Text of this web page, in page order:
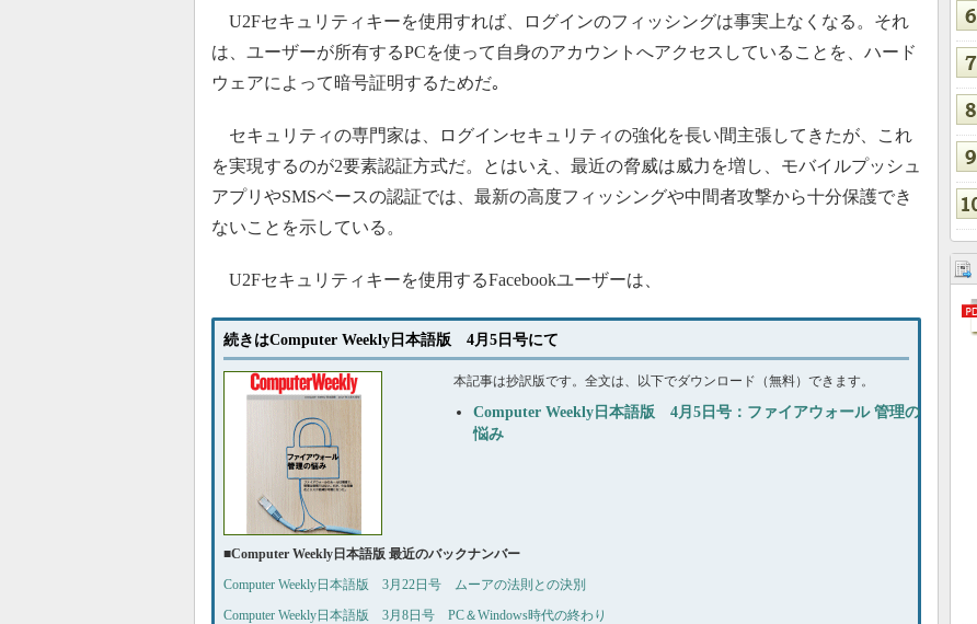
U2Fセキュリティキーを使用すれば、ログインのフィッシングは事実上なくなる。それ
は、ユーザーが所有するPCを使って自身のアカウントへアクセスしていることを、ハード
ウェアによって暗号証明するためだ｡
セキュリティの専門家は、ログインセキュリティの強化を長い間主張してきたが、これ
を実現するのが2要素認証方式だ。とはいえ、最近の脅威は威力を増し、モバイルプッシュ
アプリやSMSベースの認証では、最新の高度フィッシングや中間者攻撃から十分保護でき
ないことを示している。
U2Fセキュリティキーを使用するFacebookユーザーは、
続きはComputer Weekly日本語版 4月5日号にて
本記事は抄訳版です。全文は、以下でダウンロード（無料）できます。
Computer Weekly日本語版 4月5日号：ファイアウォール 管理の
悩み
■Computer Weekly日本語版 最近のバックナンバー
Computer Weekly日本語版 3月22日号 ムーアの法則との決別
Computer Weekly日本語版 3月8日号 PC＆Windows時代の終わり